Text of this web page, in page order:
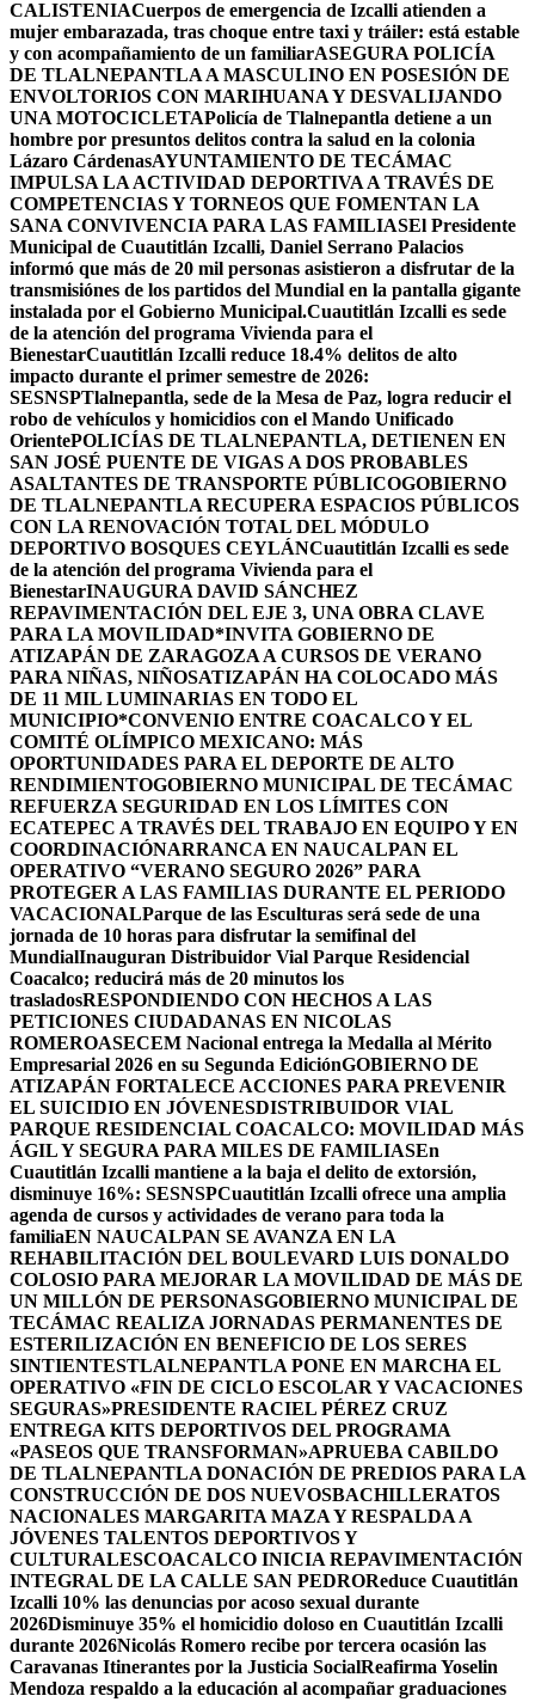
CALISTENIACuerpos de emergencia de Izcalli atienden a
mujer embarazada, tras choque entre taxi y tráiler: está estable
y con acompañamiento de un familiarASEGURA POLICÍA
DE TLALNEPANTLA A MASCULINO EN POSESIÓN DE
ENVOLTORIOS CON MARIHUANA Y DESVALIJANDO
UNA MOTOCICLETAPolicía de Tlalnepantla detiene a un
hombre por presuntos delitos contra la salud en la colonia
Lázaro CárdenasAYUNTAMIENTO DE TECÁMAC
IMPULSA LA ACTIVIDAD DEPORTIVA A TRAVÉS DE
COMPETENCIAS Y TORNEOS QUE FOMENTAN LA
SANA CONVIVENCIA PARA LAS FAMILIASEl Presidente
Municipal de Cuautitlán Izcalli, Daniel Serrano Palacios
informó que más de 20 mil personas asistieron a disfrutar de la
transmisiónes de los partidos del Mundial en la pantalla gigante
instalada por el Gobierno Municipal.Cuautitlán Izcalli es sede
de la atención del programa Vivienda para el
BienestarCuautitlán Izcalli reduce 18.4% delitos de alto
impacto durante el primer semestre de 2026:
SESNSPTlalnepantla, sede de la Mesa de Paz, logra reducir el
robo de vehículos y homicidios con el Mando Unificado
OrientePOLICÍAS DE TLALNEPANTLA, ​DETIENEN EN
SAN JOSÉ PUENTE DE VIGAS A DOS PROBABLES
ASALTANTES DE TRANSPORTE PÚBLICOGOBIERNO
DE TLALNEPANTLA RECUPERA ESPACIOS PÚBLICOS
CON LA RENOVACIÓN TOTAL DEL MÓDULO
DEPORTIVO BOSQUES CEYLÁNCuautitlán Izcalli es sede
de la atención del programa Vivienda para el
BienestarINAUGURA DAVID SÁNCHEZ
REPAVIMENTACIÓN DEL EJE 3, UNA OBRA CLAVE
PARA LA MOVILIDAD*INVITA GOBIERNO DE
ATIZAPÁN DE ZARAGOZA A CURSOS DE VERANO
PARA NIÑAS, NIÑOSATIZAPÁN HA COLOCADO MÁS
DE 11 MIL LUMINARIAS EN TODO EL
MUNICIPIO*CONVENIO ENTRE COACALCO Y EL
COMITÉ OLÍMPICO MEXICANO: MÁS
OPORTUNIDADES PARA EL DEPORTE DE ALTO
RENDIMIENTOGOBIERNO MUNICIPAL DE TECÁMAC
REFUERZA SEGURIDAD EN LOS LÍMITES CON
ECATEPEC A TRAVÉS DEL TRABAJO EN EQUIPO Y EN
COORDINACIÓNARRANCA EN NAUCALPAN EL
OPERATIVO “VERANO SEGURO 2026” PARA
PROTEGER A LAS FAMILIAS DURANTE EL PERIODO
VACACIONALParque de las Esculturas será sede de una
jornada de 10 horas para disfrutar la semifinal del
MundialInauguran Distribuidor Vial Parque Residencial
Coacalco; reducirá más de 20 minutos los
trasladosRESPONDIENDO CON HECHOS A LAS
PETICIONES CIUDADANAS EN NICOLAS
ROMEROASECEM Nacional entrega la Medalla al Mérito
Empresarial 2026 en su Segunda EdiciónGOBIERNO DE
ATIZAPÁN FORTALECE ACCIONES PARA PREVENIR
EL SUICIDIO EN JÓVENESDISTRIBUIDOR VIAL
PARQUE RESIDENCIAL COACALCO: MOVILIDAD MÁS
ÁGIL Y SEGURA PARA MILES DE FAMILIASEn
Cuautitlán Izcalli mantiene a la baja el delito de extorsión,
disminuye 16%: SESNSPCuautitlán Izcalli ofrece una amplia
agenda de cursos y actividades de verano para toda la
familiaEN NAUCALPAN SE AVANZA EN LA
REHABILITACIÓN DEL BOULEVARD LUIS DONALDO
COLOSIO PARA MEJORAR LA MOVILIDAD DE MÁS DE
UN MILLÓN DE PERSONASGOBIERNO MUNICIPAL DE
TECÁMAC REALIZA JORNADAS PERMANENTES DE
ESTERILIZACIÓN EN BENEFICIO DE LOS SERES
SINTIENTESTLALNEPANTLA PONE EN MARCHA EL
OPERATIVO «FIN DE CICLO ESCOLAR Y VACACIONES
SEGURAS»PRESIDENTE RACIEL PÉREZ CRUZ
ENTREGA KITS DEPORTIVOS DEL PROGRAMA
«PASEOS QUE TRANSFORMAN»APRUEBA CABILDO
DE TLALNEPANTLA DONACIÓN DE PREDIOS PARA LA
CONSTRUCCIÓN DE DOS NUEVOSBACHILLERATOS
NACIONALES MARGARITA MAZA Y RESPALDA A
JÓVENES TALENTOS DEPORTIVOS Y
CULTURALESCOACALCO INICIA REPAVIMENTACIÓN
INTEGRAL DE LA CALLE SAN PEDROReduce Cuautitlán
Izcalli 10% las denuncias por acoso sexual durante
2026Disminuye 35% el homicidio doloso en Cuautitlán Izcalli
durante 2026Nicolás Romero recibe por tercera ocasión las
Caravanas Itinerantes por la Justicia SocialReafirma Yoselin
Mendoza respaldo a la educación al acompañar graduaciones